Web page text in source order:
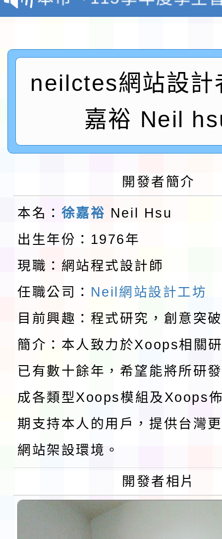
程安排一案
「桃園市補助參觀特色
展演活動實施計畫」
請一案
社團法人中華民國畫廊
026 ART TAIPEI臺北
會」之「藝術教育日」
本校115學年度第1學
第2次招考代課鐘點教
告(採1次公告分次招考)
115 年度兒童課後照
錦標賽」海洋艇及
域)，申請變更地點
計畫」公費接種對象擴
115學年度迎新活動暨
函轉桃園市童軍會辦理
童軍小隊長訓練營活動
檢送「桃園市115學年
賽實施要點」1份
本市「115學年度學生
程安排一案
「桃園市補助參觀特色
展演活動實施計畫」
請一案
社團法人中華民國畫廊
026 ART TAIPEI臺北
會」之「藝術教育日」
本校115學年度第1學
第2次招考代課鐘點教
告(採1次公告分次招考)
115 年度兒童課後照顧
0 小時業訓練課程
「115年桃園市運動會
錦標賽」海洋艇及
域)，申請變更地點
「114-115年度
計畫」公費接種對象擴
115學年度迎新活動暨
會活動流程表
函轉桃園市童軍會辦
neilctes網站設計
嘉裕 Neil
開發者簡介
本名： 徐嘉裕 Neil Hsu
出生年份：1976年
現職：網站程式設計師
任職公司： Neil網站設計工坊
目前興趣：程式研究，創意突
簡介：本人致力於Xoops相關
已有數十餘年，希望能將所研
成各類型Xoops模組及Xoops
期支持本人的用戶，提供台灣
網站架設環境。
開發者相片